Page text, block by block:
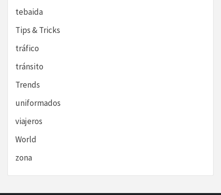
tebaida
Tips & Tricks
tráfico
tránsito
Trends
uniformados
viajeros
World
zona